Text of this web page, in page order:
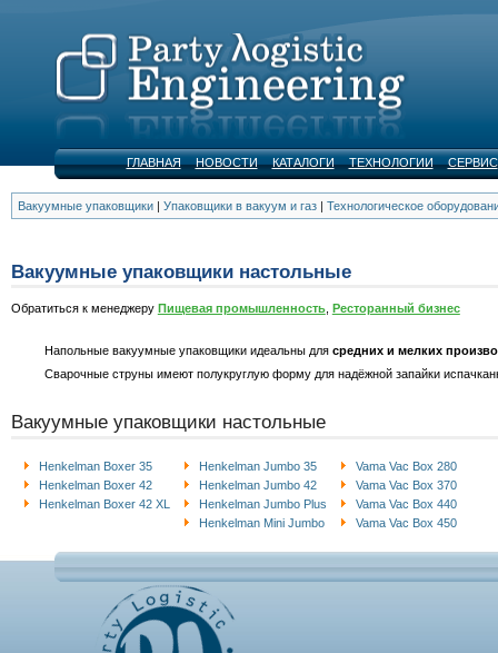
ГЛАВНАЯ НОВОСТИ КАТАЛОГИ ТЕХНОЛОГИИ СЕРВИС
Вакуумные упаковщики| Упаковщики в вакуум и газ| Технологическое
Вакуумные упаковщики настольные
Обратиться к менеджеру Пищевая промышленность, Ресторанный бизнес
Напольные вакуумные упаковщики идеальны для средних и мелких
Сварочные струны имеют полукруглую форму для надёжной запайки
Вакуумные упаковщики настольные
Henkelman Boxer 35
Henkelman Boxer 42
Henkelman Boxer 42 XL
Henkelman Jumbo 35
Henkelman Jumbo 42
Henkelman Jumbo Plus
Henkelman Mini Jumbo
Vama Vac Box 280
Vama Vac Box 370
Vama Vac Box 440
Vama Vac Box 450